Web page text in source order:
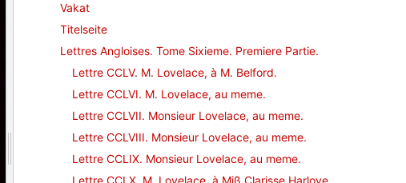
Vakat
Titelseite
Lettres Angloises. Tome Sixieme. Premiere Partie.
Lettre CCLV. M. Lovelace, à M. Belford.
Lettre CCLVI. M. Lovelace, au meme.
Lettre CCLVII. Monsieur Lovelace, au meme.
Lettre CCLVIII. Monsieur Lovelace, au meme.
Lettre CCLIX. Monsieur Lovelace, au meme.
Lettre CCLX. M. Lovelace, à Miß Clarisse Harlove.